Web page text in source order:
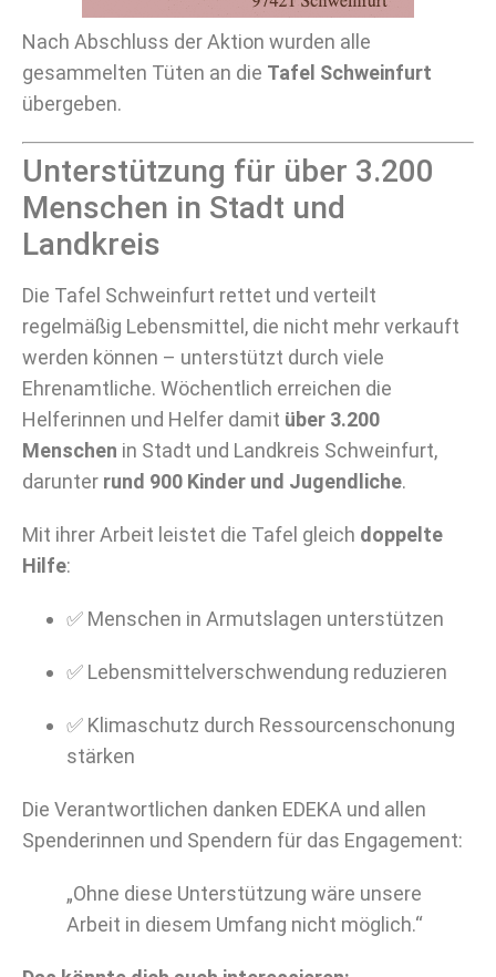
Nach Abschluss der Aktion wurden alle
gesammelten Tüten an die Tafel Schweinfurt
übergeben.
Unterstützung für über 3.200
Menschen in Stadt und
Landkreis
Die Tafel Schweinfurt rettet und verteilt
regelmäßig Lebensmittel, die nicht mehr verkauft
werden können – unterstützt durch viele
Ehrenamtliche. Wöchentlich erreichen die
Helferinnen und Helfer damit über 3.200
Menschen in Stadt und Landkreis Schweinfurt,
darunter rund 900 Kinder und Jugendliche.
Mit ihrer Arbeit leistet die Tafel gleich doppelte
Hilfe:
✅ Menschen in Armutslagen unterstützen
✅ Lebensmittelverschwendung reduzieren
✅ Klimaschutz durch Ressourcenschonung
stärken
Die Verantwortlichen danken EDEKA und allen
Spenderinnen und Spendern für das Engagement:
„Ohne diese Unterstützung wäre unsere
Arbeit in diesem Umfang nicht möglich.“